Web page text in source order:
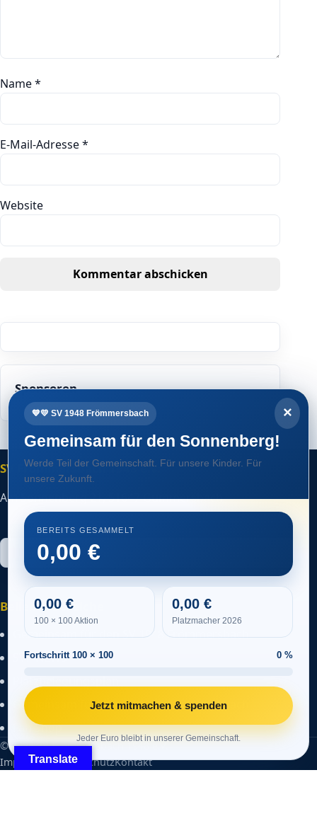
Name*
E-Mail-Adresse*
Website
×
💙💛 SV 1948 Frömmersbach
Gemeinsam für den Sonnenberg!
Werde Teil der Gemeinschaft. Für unsere Kinder. Für
unsere Zukunft.
BEREITS GESAMMELT
0,00
0,00
100 × 100 Aktion
0,00
Platzmacher 2026
Fortschritt 100 × 100 0 %
Jetzt mitmachen & spenden
Jeder Euro bleibt in unserer Gemeinschaft.
Sponsoren
SV Frömmersbach 1948 e.V.
Am Sonnenberg 21, 51647 Gummersbach
Beliebte Bereiche
Gemeinsam für den SV 1948 Frömmersbach
SVF-NEWS
Gemeinsam für den SV 1948 Frömmersbach
Fan Shop
© 2026 SV Frömmersbach 1948 e.V.
ImpressumDatenschutzKontakt
Translate